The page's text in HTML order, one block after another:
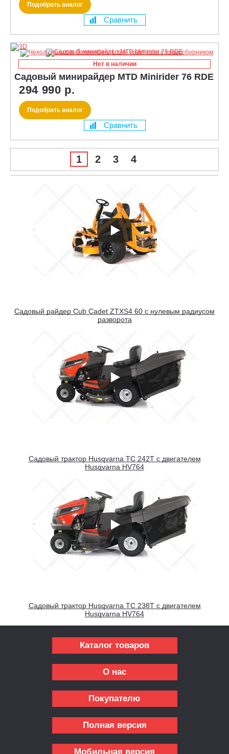
Подобрать аналог
Сравнить
Нет в наличии
Садовый минирайдер MTD Minirider 76 RDE
294 990 р.
Подобрать аналог
Сравнить
1 2 3 4
Садовый райдер Cub Cadet ZTXS4 60 с нулевым радиусом
разворота
Садовый трактор Husqvarna TC 242T с двигателем
Husqvarna HV764
Садовый трактор Husqvarna TC 238T с двигателем
Husqvarna HV764
Каталог товаров
О нас
Покупателю
Полная версия
Мобильная версия